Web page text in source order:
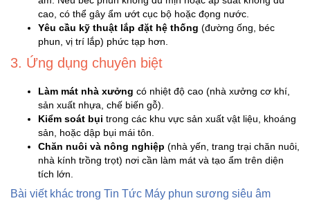
Bé
cao, có thể gây ẩm ướt cục bộ hoặc đọng nước.
Yêu cầu kỹ thuật lắp đặt hệ thống (đường ống, béc
phun, vị trí lắp) phức tạp hơn.
3. Ứng dụng chuyên biệt
Làm mát nhà xưởng có nhiệt độ cao (nhà xưởng cơ khí,
sản xuất nhựa, chế biến gỗ).
Kiểm soát bụi trong các khu vực sản xuất vật liệu, khoáng
sản, hoặc dập bụi mái tôn.
Chăn nuôi và nông nghiệp (nhà yến, trang trại chăn nuôi,
nhà kính trồng trọt) nơi cần làm mát và tạo ẩm trên diện
tích lớn.
Bài viết khác trong Tin Tức Máy phun sương siêu âm